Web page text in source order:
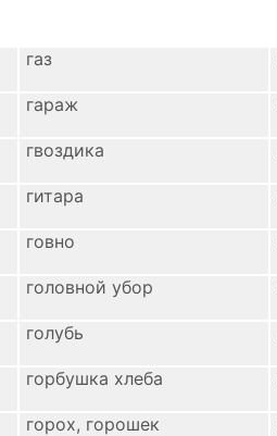
газ
гараж
гвоздика
гитара
говно
головной убор
голубь
горбушка хлеба
горох, горошек